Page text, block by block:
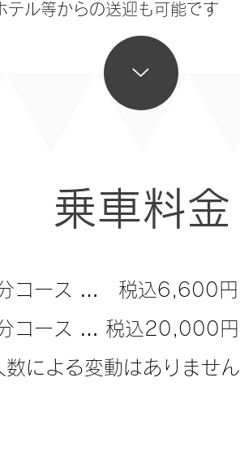
テル等からの送迎も可能です
​乗車料金
コース … 税込6,600円
コース … 税込20,000円
による変動はありません